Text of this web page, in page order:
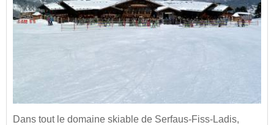
Dans tout le domaine skiable de Serfaus-Fiss-Ladis,